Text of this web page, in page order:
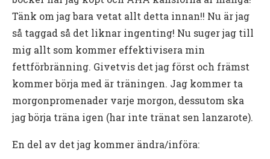
Tänk om jag bara vetat allt detta innan!! Nu är jag
så taggad så det liknar ingenting! Nu suger jag till
mig allt som kommer effektivisera min
fettförbränning. Givetvis det jag först och främst
kommer börja med är träningen. Jag kommer ta
morgonpromenader varje morgon, dessutom ska
jag börja träna igen (har inte tränat sen lanzarote).
En del av det jag kommer ändra/införa: